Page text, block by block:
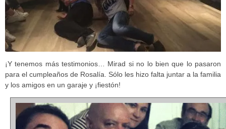
¡Y tenemos más testimonios… Mirad si no lo bien que lo pasaron
para el cumpleaños de Rosalía. Sólo les hizo falta juntar a la familia
y los amigos en un garaje y ¡fiestón!